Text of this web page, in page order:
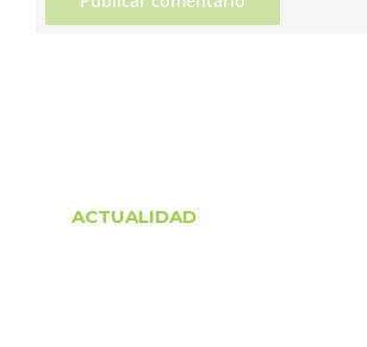
ACTUALIDAD